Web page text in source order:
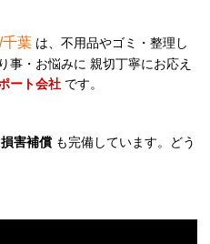
葉 は、不用品やゴミ・整理し
事・お悩みに 親切丁寧にお応え
ート会社 です。
損害補償 も完備しています。どう